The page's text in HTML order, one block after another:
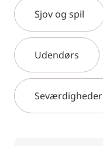
Sjov og spil
Udendørs